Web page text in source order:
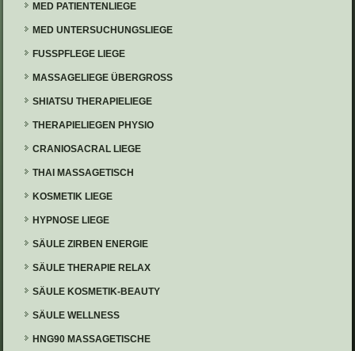
MED PATIENTENLIEGE
MED UNTERSUCHUNGSLIEGE
FUSSPFLEGE LIEGE
MASSAGELIEGE ÜBERGROSS
SHIATSU THERAPIELIEGE
THERAPIELIEGEN PHYSIO
CRANIOSACRAL LIEGE
THAI MASSAGETISCH
KOSMETIK LIEGE
HYPNOSE LIEGE
SÄULE ZIRBEN ENERGIE
SÄULE THERAPIE RELAX
SÄULE KOSMETIK-BEAUTY
SÄULE WELLNESS
HNG90 MASSAGETISCHE